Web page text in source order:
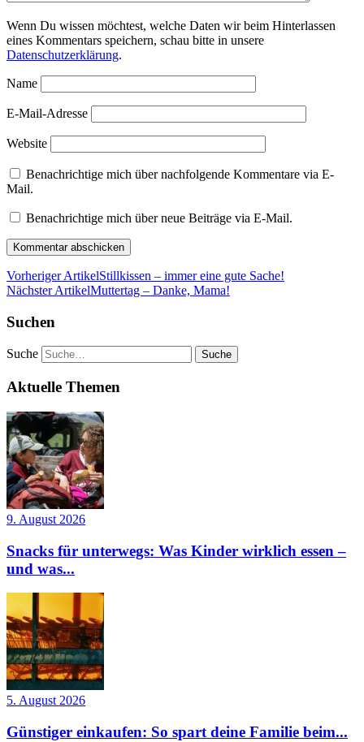
Wenn Du wissen möchtest, welche Daten wir beim Hinterlassen
eines Kommentars speichern, schau bitte in unsere
Datenschutzerklärung.
Name
E-Mail-Adresse
Website
Benachrichtige mich über nachfolgende Kommentare via E-
Mail.
Benachrichtige mich über neue Beiträge via E-Mail.
Vorheriger ArtikelStillkissen – immer eine gute Sache!
Nächster ArtikelMuttertag – Danke, Mama!
Suchen
Suche
Aktuelle Themen
9. August 2026
Snacks für unterwegs: Was Kinder wirklich essen –
und was...
5. August 2026
Günstiger einkaufen: So spart deine Familie beim...